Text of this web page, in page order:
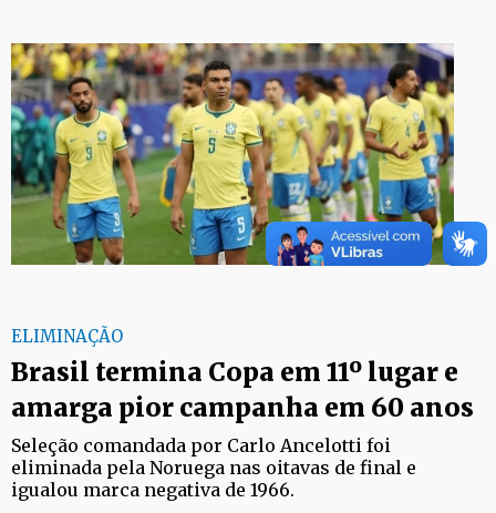
ELIMINAÇÃO
Brasil termina Copa em 11º lugar e
amarga pior campanha em 60 anos
Seleção comandada por Carlo Ancelotti foi
eliminada pela Noruega nas oitavas de final e
igualou marca negativa de 1966.